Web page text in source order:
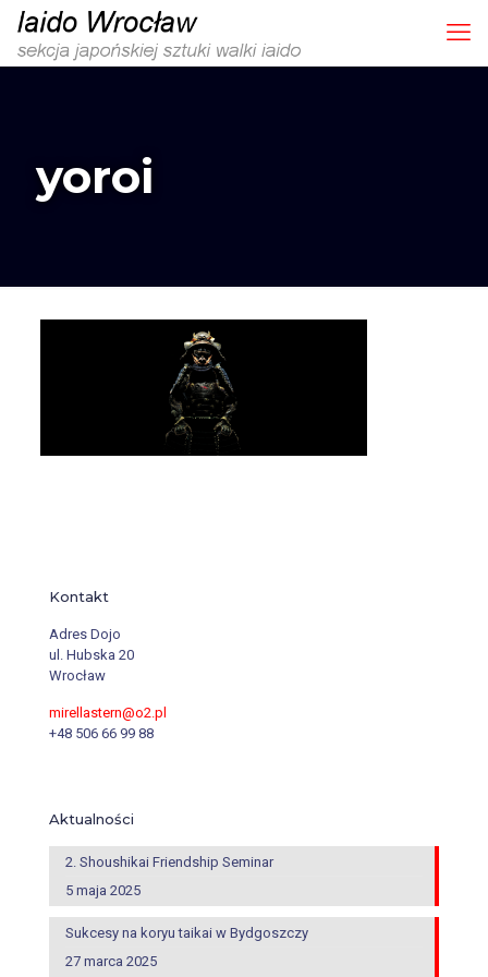
yoroi
Kontakt
Adres Dojo
ul. Hubska 20
Wrocław
mirellastern@o2.pl
+48 506 66 99 88
Aktualności
2. Shoushikai Friendship Seminar
5 maja 2025
Sukcesy na koryu taikai w Bydgoszczy
27 marca 2025